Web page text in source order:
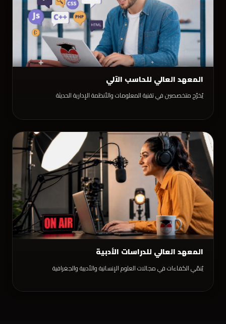
المعهد العالي للحاسب الآلي
يُخرّج متخصصين في تقنية المعلومات والأنظمة الإدارية الحديثة
المعهد العالي للدراسات الأدبية
يُنمّي الكفاءات في مجالات العلوم الإنسانية والأدبية والجغرافية